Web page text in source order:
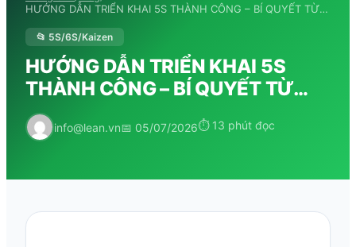
HƯỚNG DẪN TRIỂN KHAI 5S THÀNH CÔNG – BÍ QUYẾT TỪ…
📂 5S/6S/Kaizen
HƯỚNG DẪN TRIỂN KHAI 5S
THÀNH CÔNG – BÍ QUYẾT TỪ…
info@lean.vn📅 05/07/2026⏱ 13 phút đọc